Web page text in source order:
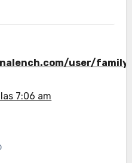
user/
7:06 am